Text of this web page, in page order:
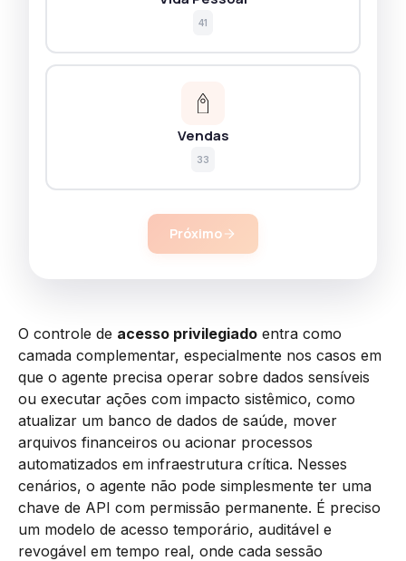
41
Vendas
33
Próximo
O controle de acesso privilegiado entra como
camada complementar, especialmente nos casos em
que o agente precisa operar sobre dados sensíveis
ou executar ações com impacto sistêmico, como
atualizar um banco de dados de saúde, mover
arquivos financeiros ou acionar processos
automatizados em infraestrutura crítica. Nesses
cenários, o agente não pode simplesmente ter uma
chave de API com permissão permanente. É preciso
um modelo de acesso temporário, auditável e
revogável em tempo real, onde cada sessão